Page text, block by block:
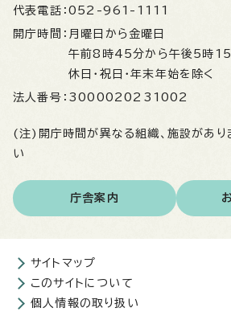
代表電話： 052-961-1111
開庁時間： 月曜日から金曜日
午前8時45分から午後5時15
休日・祝日・年末年始を除く
法人番号： 3000020231002
(注)開庁時間が異なる組織、施設があり
い
庁舎案内
サイトマップ
このサイトについて
個人情報の取り扱い